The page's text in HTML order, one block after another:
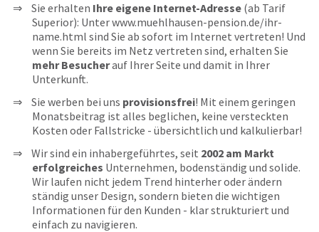
Sie erhalten Ihre eigene Internet-Adresse (ab Tarif
Superior): Unter www.muehlhausen-pension.de/ihr-
name.html sind Sie ab sofort im Internet vertreten! Und
wenn Sie bereits im Netz vertreten sind, erhalten Sie
mehr Besucherauf Ihrer Seite und damit in Ihrer
Unterkunft.
Sie werben bei uns provisionsfrei! Mit einem geringen
Monatsbeitrag ist alles beglichen, keine versteckten
Kosten oder Fallstricke - übersichtlich und kalkulierbar!
Wir sind ein inhabergeführtes, seit 2002 am Markt
erfolgreiches Unternehmen, bodenständig und solide.
Wir laufen nicht jedem Trend hinterher oder ändern
ständig unser Design, sondern bieten die wichtigen
Informationen für den Kunden - klar strukturiert und
einfach zu navigieren.